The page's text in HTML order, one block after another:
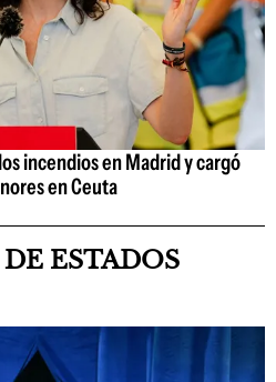
incendios en Madrid y cargó
en Ceuta
ESTADOS